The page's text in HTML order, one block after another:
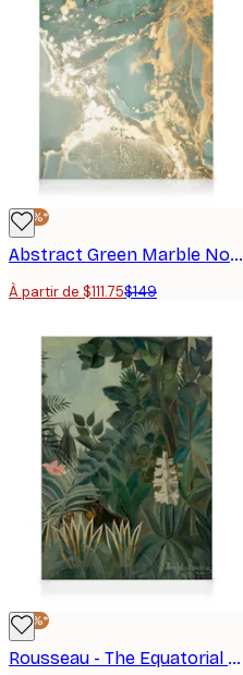
-25%*
Abstract Green Marble No1 Toile
À partir de $111.75$149
-25%*
Rousseau - The Equatorial Jungle Toile